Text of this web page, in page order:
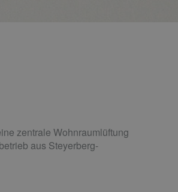
zentrale Wohnraumlüftung
aus Steyerberg-